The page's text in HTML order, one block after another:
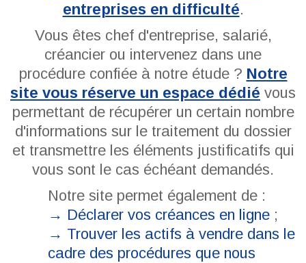
entreprises en difficulté.
Vous êtes chef d'entreprise, salarié,
créancier ou intervenez dans une
procédure confiée à notre étude ? Notre
site vous réserve un espace dédié vous
permettant de récupérer un certain nombre
d'informations sur le traitement du dossier
et transmettre les éléments justificatifs qui
vous sont le cas échéant demandés.
Notre site permet également de :
→ Déclarer vos créances en ligne ;
→ Trouver les actifs à vendre dans le
cadre des procédures que nous